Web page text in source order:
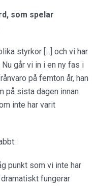
som spelar
styrkor [...] och vi har
går vi in i en ny fas i
på femton år, han
på sista dagen innan
inte har varit
punkt som vi inte har
fungerar